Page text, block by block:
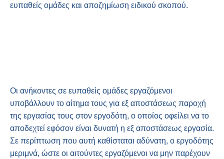
ευπαθείς ομάδες και αποζημίωση ειδικού σκοπού.
Οι ανήκοντες σε ευπαθείς ομάδες εργαζόμενοι
υποβάλλουν το αίτημα τους για εξ αποστάσεως παροχή
της εργασίας τους στον εργοδότη, ο οποίος οφείλει να το
αποδεχτεί εφόσον είναι δυνατή η εξ αποστάσεως εργασία.
Σε περίπτωση που αυτή καθίσταται αδύνατη, ο εργοδότης
μεριμνά, ώστε οι αιτούντες εργαζόμενοι να μην παρέχουν